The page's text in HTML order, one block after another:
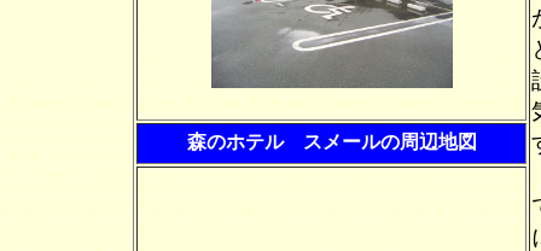
森のホテル スメールの周辺地図